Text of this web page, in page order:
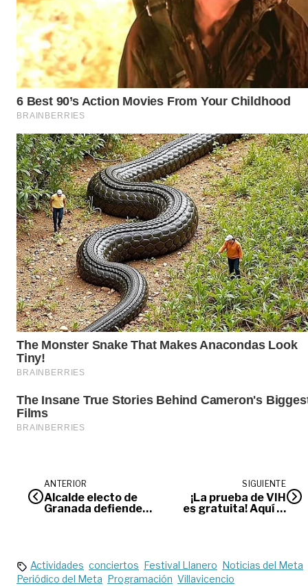
ANTERIOR
Alcalde electo de
Granada defiende
SIGUIENTE
¡La prueba de VIH
es gratuita! Aquí le
Actividades conciertos Festival Llanero Noticias del Meta
Periódico del Meta Programación Villavicencio